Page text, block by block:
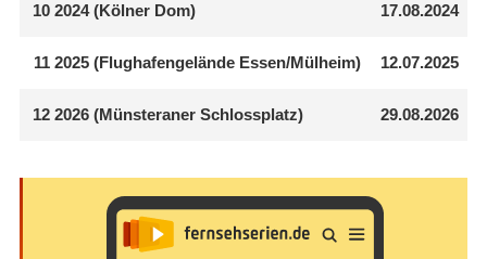
10 2024 (Kölner Dom) 17.08.2024
11 2025 (Flughafengelände Essen/​Mülheim) 12.07.2025
12 2026 (Münsteraner Schlossplatz) 29.08.2026